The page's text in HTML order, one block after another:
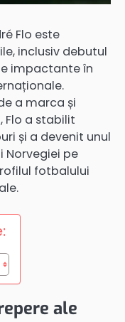
Flo este
inclusiv debutul
impactante în
a marca și
Flo a stabilit
și a devenit unul
pe
fotbalului
ale